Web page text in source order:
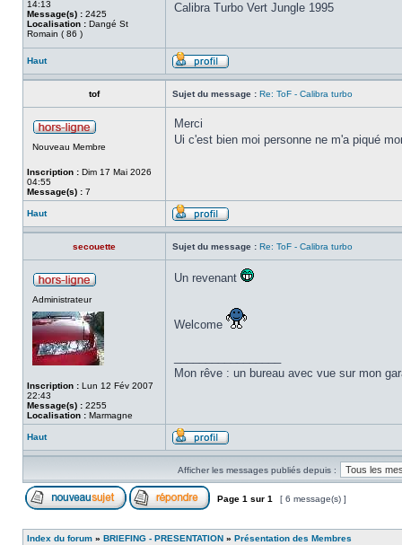
14:13
Message(s) : 2425
Localisation : Dangé St
Romain ( 86 )
Calibra Turbo Vert Jungle 1995
Haut
tof Sujet du message : Re: ToF - Calibra turbo
Nouveau Membre
Inscription : Dim 17 Mai 2026
04:55
Message(s) : 7
Merci
Ui c'est bien moi personne ne m'a piqué
Haut
secouette Sujet du message : Re: ToF - Calibra turbo
Administrateur
Inscription : Lun 12 Fév 2007
22:43
Message(s) : 2255
Localisation : Marmagne
Un revenant
Welcome
Mon rêve : un bureau avec vue sur mon
Haut
Afficher les messages publiés depuis :
Page 1 sur 1 [ 6 message(s) ]
Index du forum » BRIEFING - PRESENTATION » Présentation des Membres